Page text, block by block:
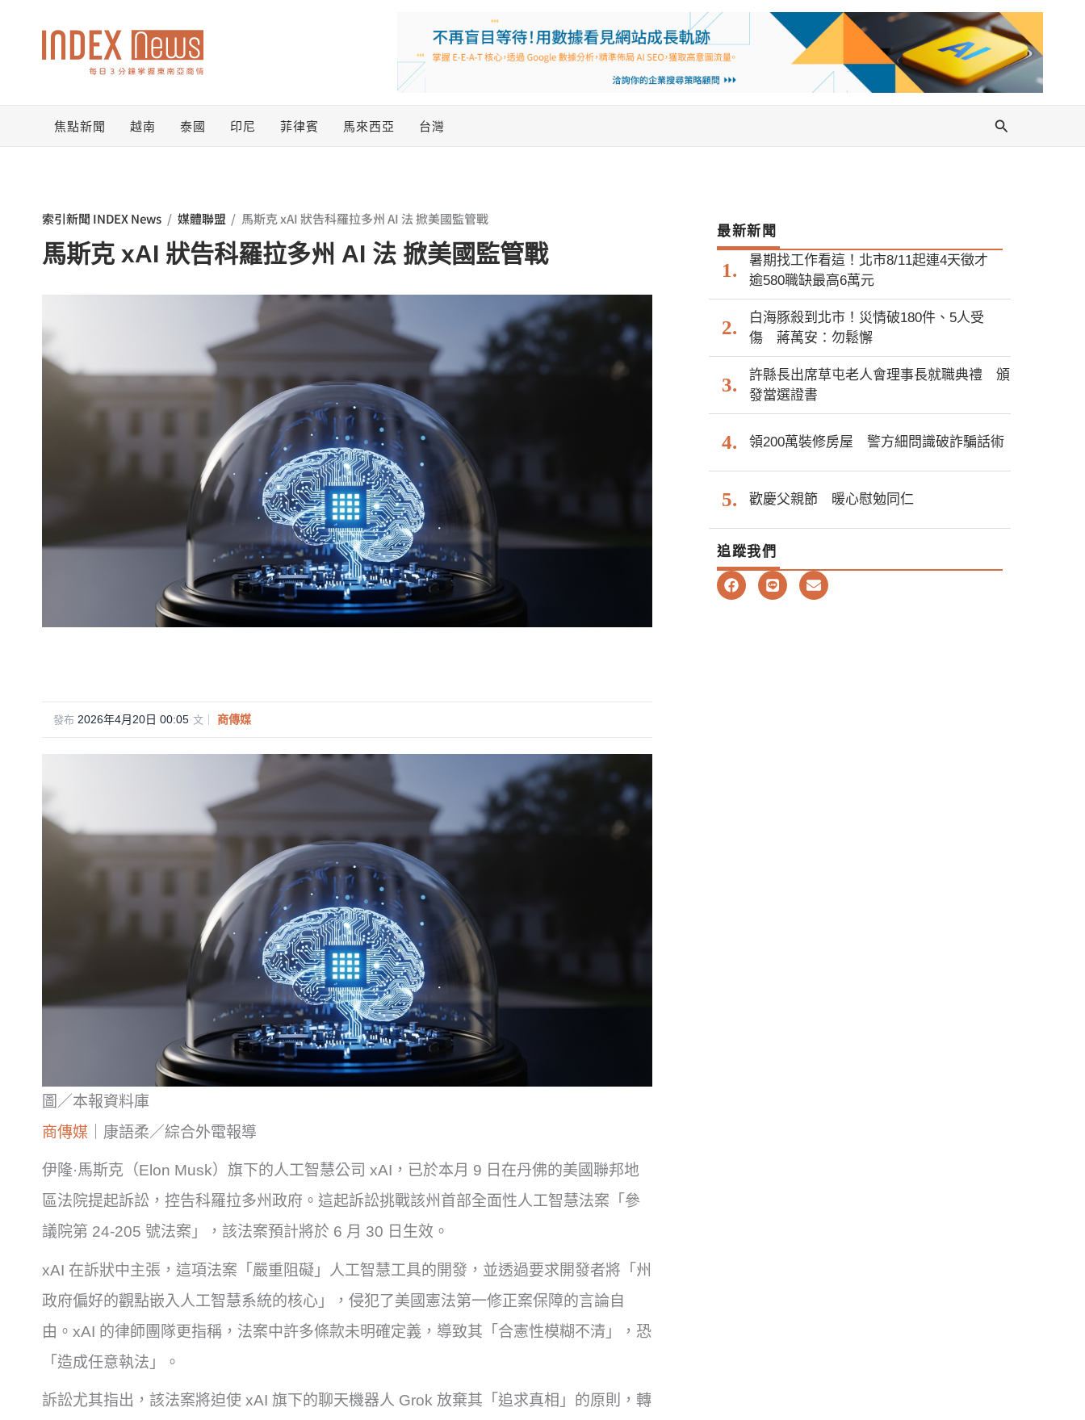
焦點新聞 越南 泰國 印尼 菲律賓 馬來西亞 台灣
搜
索引新聞 INDEX News / 媒體聯盟 / 馬斯克 xAI 狀告科羅拉多州 AI 法 掀美國監管戰
馬斯克 xAI 狀告科羅拉多州 AI 法 掀美國監管戰
發布 2026年4月20日 00:05·文｜ 商傳媒
圖／本報資料庫
商傳媒 ｜康語柔／綜合外電報導
伊隆·馬斯克（Elon Musk）旗下的人工智慧公司 xAI，已於本月 9 日在丹佛的美國聯邦地
區法院提起訴訟，控告科羅拉多州政府。這起訴訟挑戰該州首部全面性人工智慧法案「參
議院第 24-205 號法案」，該法案預計將於 6 月 30 日生效。
xAI 在訴狀中主張，這項法案「嚴重阻礙」人工智慧工具的開發，並透過要求開發者將「州
政府偏好的觀點嵌入人工智慧系統的核心」，侵犯了美國憲法第一修正案保障的言論自
由。xAI 的律師團隊更指稱，法案中許多條款未明確定義，導致其「合憲性模糊不清」，恐
「造成任意執法」。
訴訟尤其指出，該法案將迫使 xAI 旗下的聊天機器人 Grok 放棄其「追求真相」的原則，轉
最新新聞
暑期找工作看這！北市8/11起連4天徵才
逾580職缺最高6萬元
白海豚殺到北市！災情破180件、5人受
傷 蔣萬安：勿鬆懈
許縣長出席草屯老人會理事長就職典禮 頒
發當選證書
領200萬裝修房屋 警方細問識破詐騙話術
歡慶父親節 暖心慰勉同仁
追蹤我們
F
a
L
i
E
n